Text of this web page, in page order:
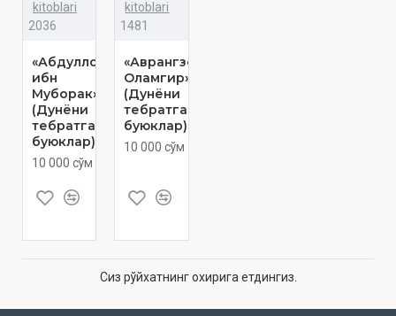
kitoblari
2036
«Абдуллоҳ
ибн
Муборак»
(Дунёни
тебратган
буюклар)
10 000 сўм
kitoblari
1481
«Аврангзеб
Оламгир»
(Дунёни
тебратган
буюклар)
10 000 сўм
Сиз рўйхатнинг охирига етдингиз.